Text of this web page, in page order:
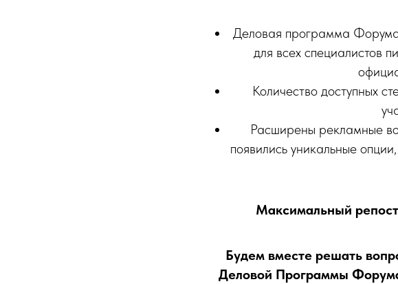
Деловая программа Форума
для всех специалистов
Количество доступных
Расширены рекламные
появились уникальные
Максимальный
Будем вместе решать
Деловой Программы